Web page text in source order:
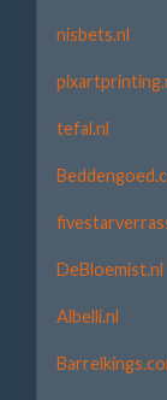
nisbets.nl
tefal.nl
DeBloemist.nl
Albelli.nl